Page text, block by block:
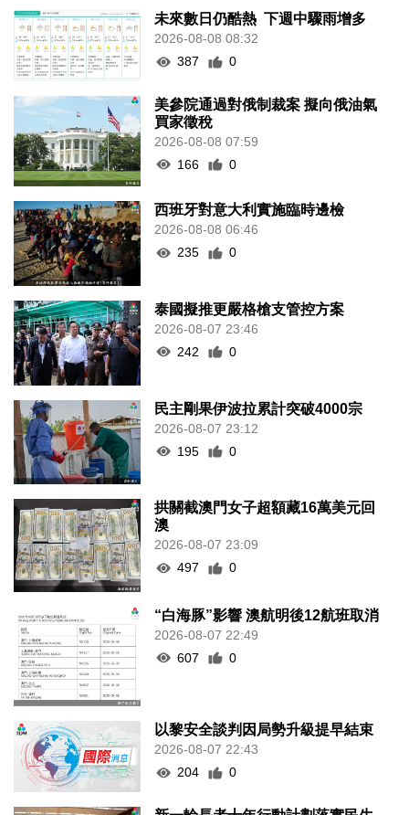
未來數日仍酷熱 下週中驟雨增多
2026-08-08 08:32
387
0
美參院通過對俄制裁案 擬向俄油氣
買家徵稅
2026-08-08 07:59
166
0
西班牙對意大利實施臨時邊檢
2026-08-08 06:46
235
0
泰國擬推更嚴格槍支管控方案
2026-08-07 23:46
242
0
民主剛果伊波拉累計突破4000宗
2026-08-07 23:12
195
0
拱關截澳門女子超額藏16萬美元回
澳
2026-08-07 23:09
497
0
“白海豚”影響 澳航明後12航班取消
2026-08-07 22:49
607
0
以黎安全談判因局勢升級提早結束
2026-08-07 22:43
204
0